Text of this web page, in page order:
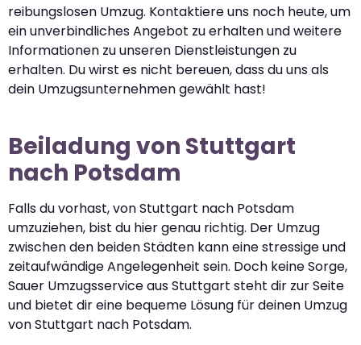
reibungslosen Umzug. Kontaktiere uns noch heute, um
ein unverbindliches Angebot zu erhalten und weitere
Informationen zu unseren Dienstleistungen zu
erhalten. Du wirst es nicht bereuen, dass du uns als
dein Umzugsunternehmen gewählt hast!
Beiladung von Stuttgart
nach Potsdam
Falls du vorhast, von Stuttgart nach Potsdam
umzuziehen, bist du hier genau richtig. Der Umzug
zwischen den beiden Städten kann eine stressige und
zeitaufwändige Angelegenheit sein. Doch keine Sorge,
Sauer Umzugsservice aus Stuttgart steht dir zur Seite
und bietet dir eine bequeme Lösung für deinen Umzug
von Stuttgart nach Potsdam.